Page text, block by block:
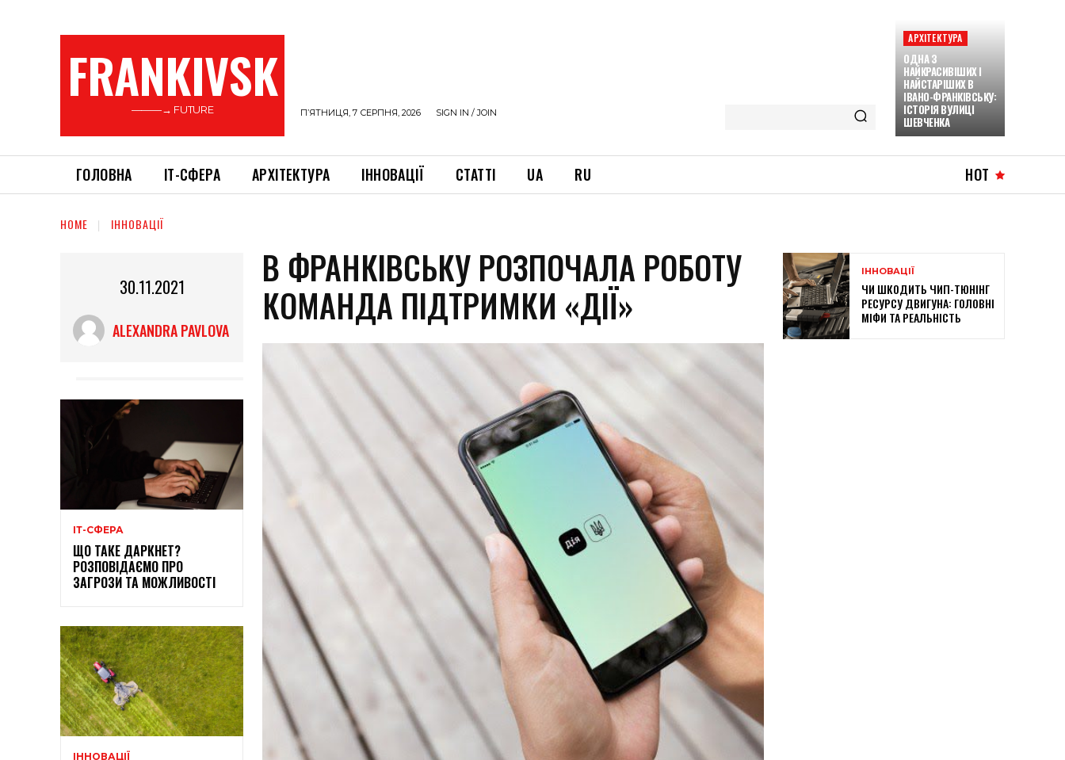
FRANKIVSK
———→ FUTURE П’ЯТНИЦЯ, 7 СЕРПНЯ, 2026 SIGN IN / JOIN
АРХІТЕКТУРА
ОДНА З
НАЙКРАСИВІШИХ І
НАЙСТАРІШИХ В
ІВАНО-ФРАНКІВСЬКУ:
ІСТОРІЯ ВУЛИЦІ
ШЕВЧЕНКА
ГОЛОВНА ІТ-СФЕРА АРХІТЕКТУРА ІННОВАЦІЇ СТАТТІ UA RU HOT
HOME ІННОВАЦІЇ
30.11.2021
ALEXANDRA PAVLOVA
ІТ-СФЕРА
ЩО ТАКЕ ДАРКНЕТ?
РОЗПОВІДАЄМО ПРО
ЗАГРОЗИ ТА МОЖЛИВОСТІ
ІННОВАЦІЇ
В ФРАНКІВСЬКУ РОЗПОЧАЛА РОБОТУ
КОМАНДА ПІДТРИМКИ «ДІЇ»
ІННОВАЦІЇ
ЧИ ШКОДИТЬ ЧИП-ТЮНІНГ
РЕСУРСУ ДВИГУНА: ГОЛОВНІ
МІФИ ТА РЕАЛЬНІСТЬ